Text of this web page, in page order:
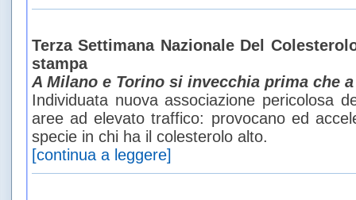
Terza Settimana Nazionale Del
stampa
A Milano e Torino si invecchia prima che
Individuata nuova associazione pericolosa
aree ad elevato traffico: provocano ed
specie in chi ha il colesterolo alto.
[continua a leggere]